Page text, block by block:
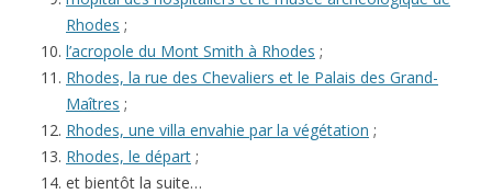
Rhodes ;
l’acropole du Mont Smith à Rhodes ;
Rhodes, la rue des Chevaliers et le Palais des Grand-
Maîtres ;
Rhodes, une villa envahie par la végétation ;
Rhodes, le départ ;
et bientôt la suite…